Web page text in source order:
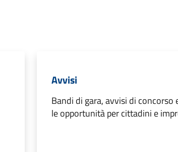
Avvisi
Bandi di gara, avvisi di concorso
le opportunità per cittadini e